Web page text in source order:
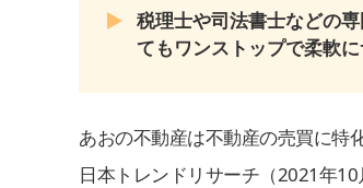
税理士や司法書士などの
てもワンストップで柔軟に
あおの不動産は不動産の売買に特
日本トレンドリサーチ（2021年